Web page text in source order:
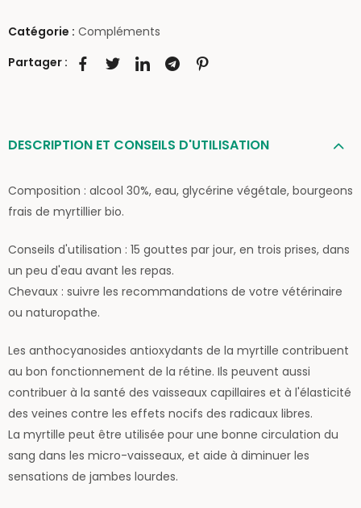
Catégorie : Compléments
Partager :
DESCRIPTION ET CONSEILS D'UTILISATION
Composition : alcool 30%, eau, glycérine végétale, bourgeons
frais de myrtillier bio.
Conseils d'utilisation : 15 gouttes par jour, en trois prises, dans
un peu d'eau avant les repas.
Chevaux : suivre les recommandations de votre vétérinaire
ou naturopathe.
Les anthocyanosides antioxydants de la myrtille contribuent
au bon fonctionnement de la rétine. Ils peuvent aussi
contribuer à la santé des vaisseaux capillaires et à l'élasticité
des veines contre les effets nocifs des radicaux libres.
La myrtille peut être utilisée pour une bonne circulation du
sang dans les micro-vaisseaux, et aide à diminuer les
sensations de jambes lourdes.